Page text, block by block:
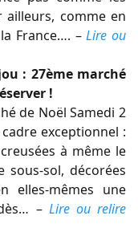
comme en
France…. – Lire ou
: 27ème marché
!
de Noël Samedi 2
exceptionnel :
à même le
sous-sol, décorées
elles-mêmes une
– Lire ou relire